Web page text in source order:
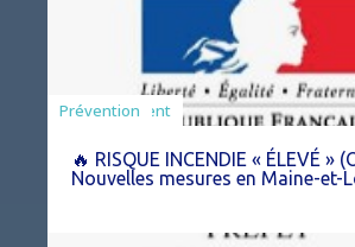
Agriculture
Arrêté
Environnement
Prévention
🔥 RISQUE INCENDIE « ÉLEVÉ »
Nouvelles mesures en Maine-et-